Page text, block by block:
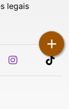
+
legais
instagram